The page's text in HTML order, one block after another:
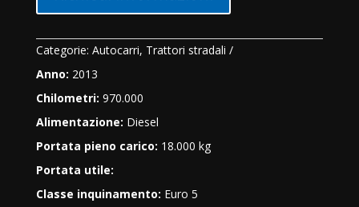
Categorie: Autocarri, Trattori stradali
Anno: 2013
Chilometri: 970.000
Alimentazione: Diesel
Portata pieno carico: 18.000 kg
Portata utile:
Classe inquinamento: Euro 5